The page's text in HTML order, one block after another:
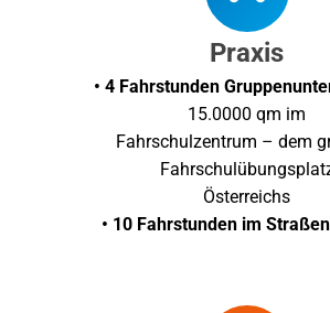
Praxis
• 4 Fahrstunden
15.0000 qm im
Fahrschulzentrum – dem
Österreichs
• 10 Fahrstunden im